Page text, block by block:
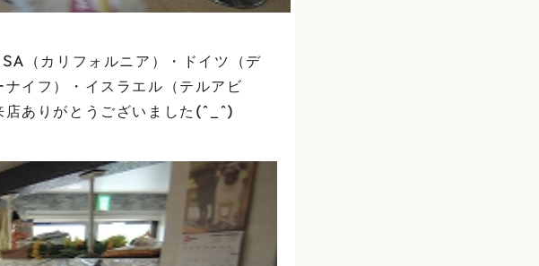
（カリフォルニア）・ドイツ（デ
イフ）・イスラエル（テルアビ
店ありがとうございました(^_^)